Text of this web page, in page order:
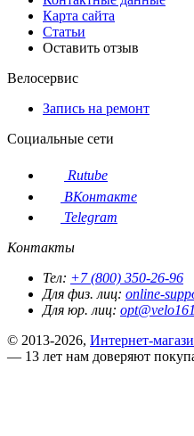
Карта сайта
Статьи
Оставить отзыв
Велосервис
Запись на ремонт
Социальные сети
Rutube
ВКонтакте
Telegram
Контакты
Тел: +7 (800) 350-26-96
Для физ. лиц: online-
Для юр. лиц:
© 2013-2026, Интернет-
— 13 лет нам доверяют